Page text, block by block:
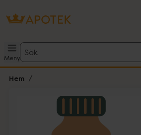
Meny
Sök
Hem
Lista: . Innehåller 1 objekt.